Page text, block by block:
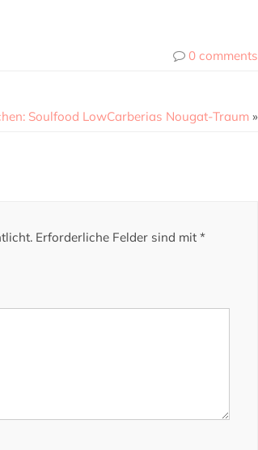
0 comments
Soulfood LowCarberias Nougat-Traum »
Erforderliche Felder sind mit *